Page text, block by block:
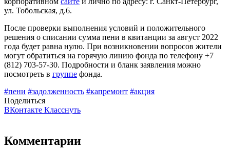
ул. Тобольская, д.6.
После проверки выполнения условий и положительного
решения о списании сумма пени в квитанции за август 2022
года будет равна нулю. При возникновении вопросов жители
могут обратиться на горячую линию фонда по телефону +7
(812) 703-57-30. Подробности и бланк заявления можно
посмотреть в группе фонда.
#пени #задолженность #капремонт #акция
Поделиться
ВКонтакте Класснуть
Комментарии